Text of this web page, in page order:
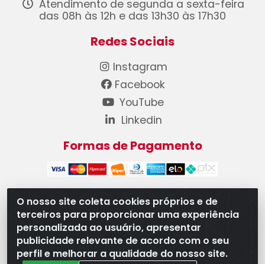
O nosso site coleta cookies próprios e de
terceiros para proporcionar uma experiência
personalizada ao usuário, apresentar
publicidade relevante de acordo com o seu
perfil e melhorar a qualidade do nosso site.
Atendimento de segunda a sexta-feira
das 08h às 12h e das 13h30 às 17h30
Redes Sociais
Instagram
Facebook
YouTube
Linkedin
Formas de Pagamento
WB Componentes Automotivos LTDA - CNPJ
08.528.393/0001-12 - Rua do Níquel, 667 - Parque
Oeste Industrial, Goiânia/GO - CEP 74375-660